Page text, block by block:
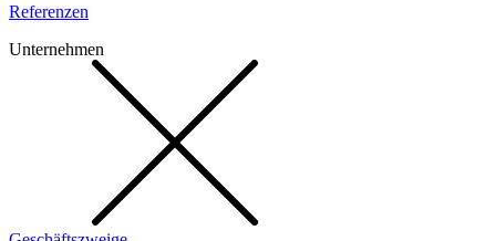
Referenzen
Unternehmen